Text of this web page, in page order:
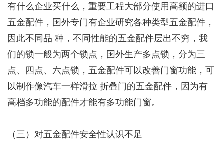
有什么企业买什么，重要工程大部分使用高额的进口
五金配件，国外专门有企业研究各种类型五金配件，
因此不同品 种，不同性能的五金配件层出不穷，我
们的锁一般为两个锁点，国外生产多点锁，分为三
点、四点、六点锁，五金配件可以改善门窗功能，可
以制作像汽车一样滑拉 折叠门的五金配件，因为有
高档多功能的配件才能有多功能门窗。
（三）对五金配件安全性认识不足